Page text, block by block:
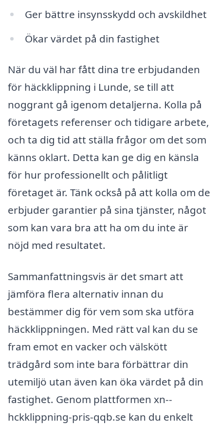
Ger bättre insynsskydd och avskildhet
Ökar värdet på din fastighet
När du väl har fått dina tre erbjudanden
för häckklippning i Lunde, se till att
noggrant gå igenom detaljerna. Kolla på
företagets referenser och tidigare arbete,
och ta dig tid att ställa frågor om det som
känns oklart. Detta kan ge dig en känsla
för hur professionellt och pålitligt
företaget är. Tänk också på att kolla om de
erbjuder garantier på sina tjänster, något
som kan vara bra att ha om du inte är
nöjd med resultatet.
Sammanfattningsvis är det smart att
jämföra flera alternativ innan du
bestämmer dig för vem som ska utföra
häckklippningen. Med rätt val kan du se
fram emot en vacker och välskött
trädgård som inte bara förbättrar din
utemiljö utan även kan öka värdet på din
fastighet. Genom plattformen xn--
hckklippning-pris-qqb.se kan du enkelt